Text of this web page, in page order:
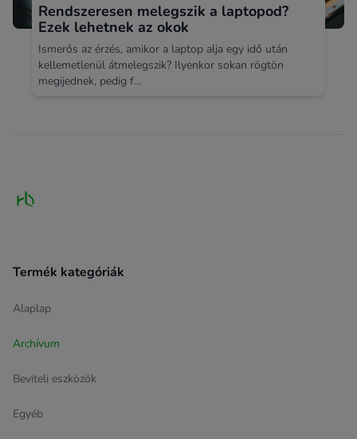
Rendszeresen melegszik a laptopod?
Ezek lehetnek az okok
Ismerős az érzés, amikor a laptop alja egy idő után
kellemetlenül átmelegszik? Ilyenkor sokan rögtön
megijednek, pedig f...
Termék kategóriák
Alaplap
Archívum
Beviteli eszközök
Egyéb